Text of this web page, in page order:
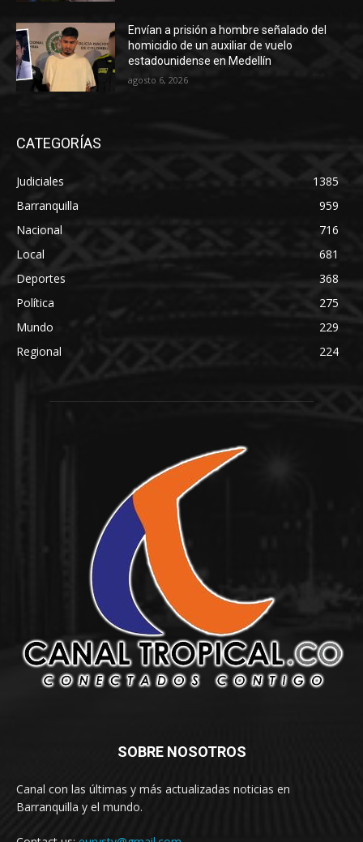
Envían a prisión a hombre señalado del
homicidio de un auxiliar de vuelo
estadounidense en Medellín
agosto 6, 2026
CATEGORÍAS
Judiciales
1385
Barranquilla
959
Nacional
716
Local
681
Deportes
368
Política
275
Mundo
229
Regional
224
SOBRE NOSOTROS
Canal con las últimas y más actualizadas noticias en
Barranquilla y el mundo.